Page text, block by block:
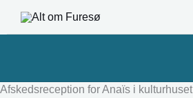
Afskedsreception for Anaïs i kulturhuset